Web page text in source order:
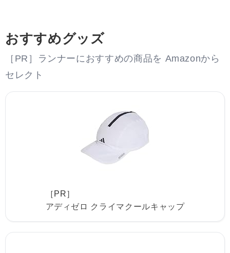
おすすめグッズ
［PR］ランナーにおすすめの商品を Amazonから
セレクト
［PR］
アディゼロ クライマクールキャップ